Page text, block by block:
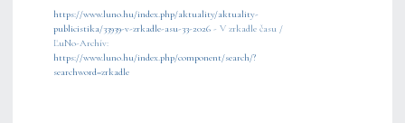
https://www.luno.hu/index.php/aktuality/aktuality-
publicistika/33939-v-zrkadle-asu-33-2026 - V zrkadle času /
ĽuNo-Archív:
https://www.luno.hu/index.php/component/search/?
searchword=zrkadle